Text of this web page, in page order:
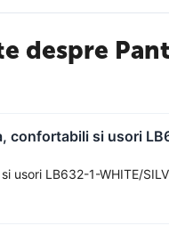
nevoie de o pereche de
parc sau în drum spre o
despre
confortabili si usori
usori LB632-1-WHITE/